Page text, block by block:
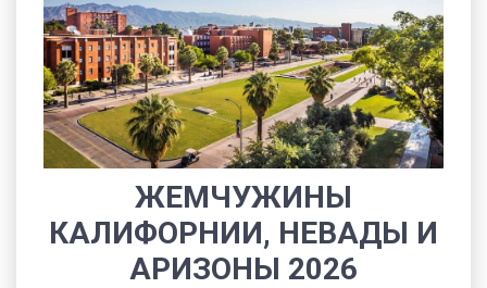
ЖЕМЧУЖИНЫ
КАЛИФОРНИИ, НЕВАДЫ И
АРИЗОНЫ 2026